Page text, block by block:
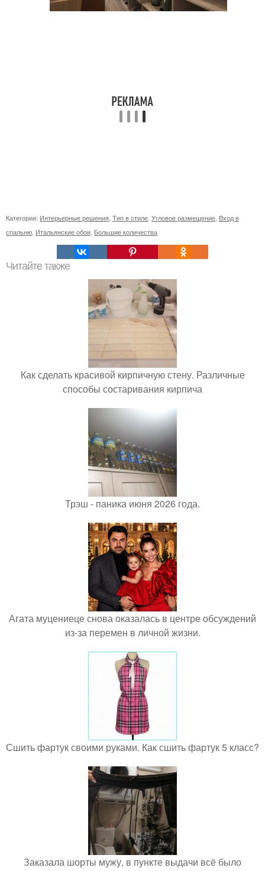
Категории: Интерьерные решения Тип в стиле Угловое размещение Вход в
спальню Итальянские обои Большие количества
Читайте также
Как сделать красивой кирпичную стену. Различные
способы состаривания кирпича
Трэш - паника июня 2026 года.
Агата муцениеце снова оказалась в центре обсуждений
из-за перемен в личной жизни.
Сшить фартук своими руками. Как сшить фартук 5 класс?
Заказала шорты мужу, в пункте выдачи всё было